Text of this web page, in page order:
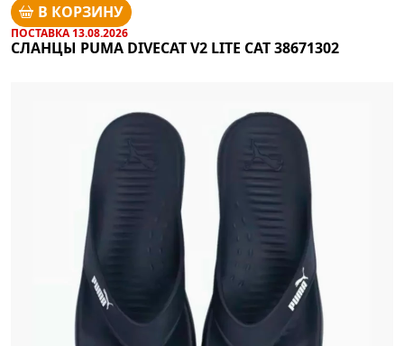
В КОРЗИНУ
ПОСТАВКА 13.08.2026
СЛАНЦЫ PUMA DIVECAT V2 LITE CAT 38671302